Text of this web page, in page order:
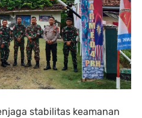
stabilitas keamanan